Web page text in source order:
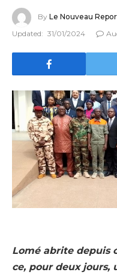
By Le Nouveau
Updated: 31/01/2024
Lomé abrite depuis
ce, pour deux jours,